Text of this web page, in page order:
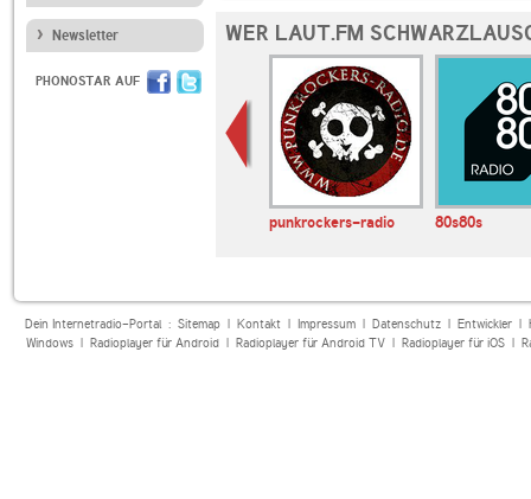
Newsletter
PHONOSTAR AUF
WER LAUT.FM
punkrockers-radio 80s80s
Dein Internetradio-Portal : Sitemap| Kontakt| Impressum| Datenschutz| Entwickler|
Windows| Radioplayer für Android| Radioplayer für Android TV| Radioplayer für iOS|